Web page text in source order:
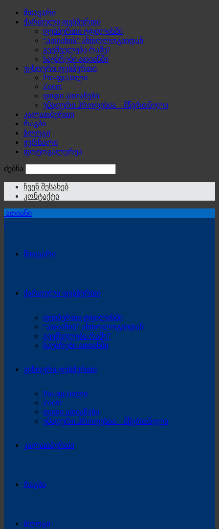
მთავარი
ქართული ფეხბურთი
ფეხბურთი ტფილისში
“ათიანის” ანთოლოგიიდან
გვეშველება რამე?
საუბრები ათიანში
უცხოური ფეხბურთი
Pro-ფ(ა)ილი
Zoom
დიდი ათიანები
უმადური პროფესია – მწვრთნელი
კალათბურთი
რაგბი
ბლოგი
ჟურნალი
ფოტოგალერეა
ძებნა
ჩვენ შესახებ
კონტაქტი
ათიანი
მთავარი
ქართული ფეხბურთი
ფეხბურთი ტფილისში
“ათიანის” ანთოლოგიიდან
გვეშველება რამე?
საუბრები ათიანში
უცხოური ფეხბურთი
Pro-ფ(ა)ილი
Zoom
დიდი ათიანები
უმადური პროფესია – მწვრთნელი
კალათბურთი
რაგბი
ბლოგი